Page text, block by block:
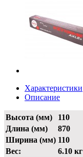
Характеристики
Описание
Высота (мм)
110
Длина (мм)
870
Ширина (мм) 110
Вес:
6.10 кг